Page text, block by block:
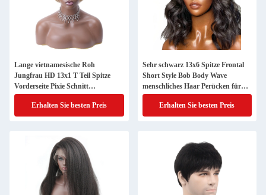
Lange vietnamesische Roh
Jungfrau HD 13x1 T Teil Spitze
Vorderseite Pixie Schnitt
menschliche Haare Perücken
Ombre Braun
Erhalten Sie besten Preis
Sehr schwarz 13x6 Spitze Frontal
Short Style Bob Body Wave
menschliches Haar Perücken für
schwarze Frauen
Erhalten Sie besten Preis